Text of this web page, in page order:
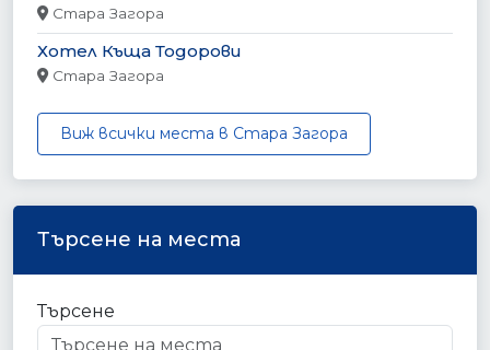
Стара Загора
Хотел Къща Тодорови
Стара Загора
Виж всички места в Стара Загора
Търсене на места
Търсене